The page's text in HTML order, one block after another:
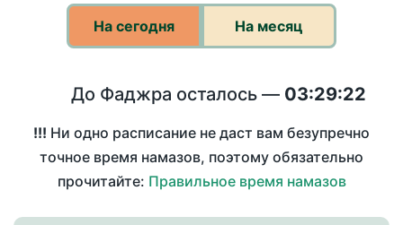
На сегодня На месяц
До Фаджра осталось — 03:29:22
!!! Ни одно расписание не даст вам безупречно
точное время намазов, поэтому обязательно
прочитайте: Правильное время намазов